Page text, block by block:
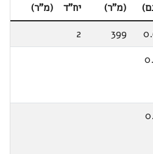
(מ"ר)
יח"ד
(מ"ר)
399
2